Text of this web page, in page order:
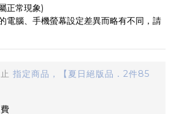
正常現象)
電腦、手機螢幕設定差異而略有不同，請
指定商品，【夏日絕版品．2件85